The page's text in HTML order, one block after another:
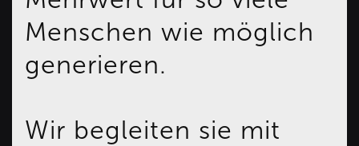
Menschen wie möglich
generieren.
Wir begleiten sie mit